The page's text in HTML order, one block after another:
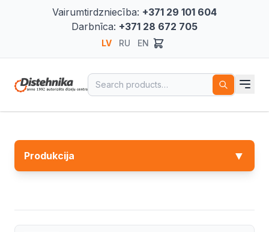
Vairumtirdzniecība: +371 29 101 604
Darbnīca: +371 28 672 705
LV RU EN
Search for:
Produkcija ▼